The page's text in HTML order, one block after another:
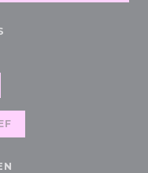
((opent in een
((opent in een